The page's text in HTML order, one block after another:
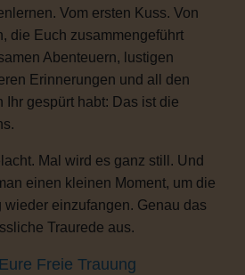
Vom ersten Kuss. Von
die Euch zusammengeführt
Abenteuern, lustigen
Erinnerungen und all den
Ihr gespürt habt: Das ist die
Mal wird es ganz still. Und
einen kleinen Moment, um die
wieder einzufangen. Genau das
Traurede aus.
Freie Trauung